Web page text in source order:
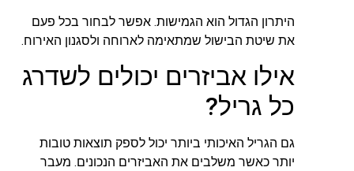
היתרון הגדול הוא הגמישות. אפשר לבחור בכל פעם
את שיטת הבישול שמתאימה לארוחה ולסגנון האירוח.
אילו אביזרים יכולים לשדרג
כל גריל?
גם הגריל האיכותי ביותר יכול לספק תוצאות טובות
יותר כאשר משלבים את האביזרים הנכונים. מעבר